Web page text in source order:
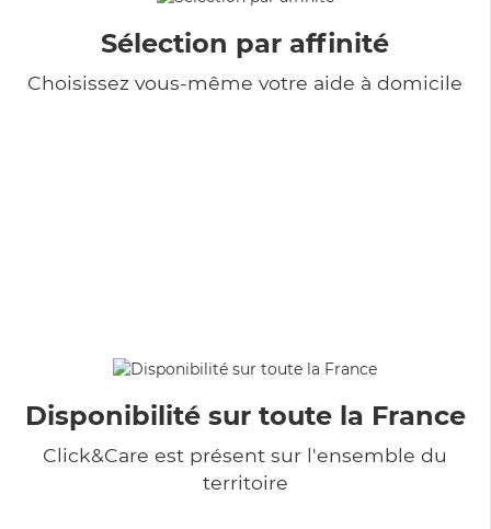
Sélection par affinité
Choisissez vous-même votre aide à domicile
Disponibilité sur toute la France
Click&Care est présent sur l'ensemble du
territoire